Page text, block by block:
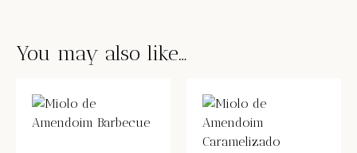
You may also like…